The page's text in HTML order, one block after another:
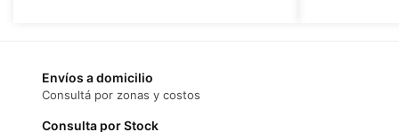
Envíos a domicilio
Consultá por zonas y costos
Consulta por Stock